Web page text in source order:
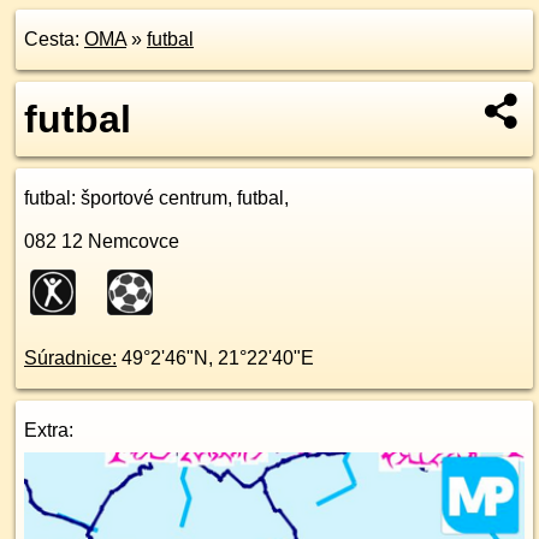
Cesta: OMA» futbal
futbal
futbal : športové centrum, futbal,
082 12 Nemcovce
Súradnice: 49°2'46"N , 21°22'40"E
Extra: